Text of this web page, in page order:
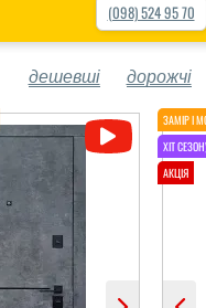
(098) 524 95 70
дешевші дорожчі